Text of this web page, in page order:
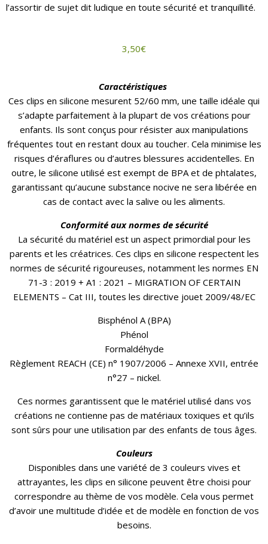
l’assortir de sujet dit ludique en toute sécurité et tranquillité.
3,50€
Caractéristiques
Ces clips en silicone mesurent 52/60 mm, une taille idéale qui
s’adapte parfaitement à la plupart de vos créations pour
enfants. Ils sont conçus pour résister aux manipulations
fréquentes tout en restant doux au toucher. Cela minimise les
risques d’éraflures ou d’autres blessures accidentelles. En
outre, le silicone utilisé est exempt de BPA et de phtalates,
garantissant qu’aucune substance nocive ne sera libérée en
cas de contact avec la salive ou les aliments.
Conformité aux normes de sécurité
La sécurité du matériel est un aspect primordial pour les
parents et les créatrices. Ces clips en silicone respectent les
normes de sécurité rigoureuses, notamment les normes EN
71-3 : 2019 + A1 : 2021 – MIGRATION OF CERTAIN
ELEMENTS – Cat III, toutes les directive jouet 2009/48/EC
Bisphénol A (BPA)
Phénol
Formaldéhyde
Règlement REACH (CE) n° 1907/2006 – Annexe XVII, entrée
n°27 – nickel.
Ces normes garantissent que le matériel utilisé dans vos
créations ne contienne pas de matériaux toxiques et qu’ils
sont sûrs pour une utilisation par des enfants de tous âges.
Couleurs
Disponibles dans une variété de 3 couleurs vives et
attrayantes, les clips en silicone peuvent être choisi pour
correspondre au thème de vos modèle. Cela vous permet
d’avoir une multitude d’idée et de modèle en fonction de vos
besoins.